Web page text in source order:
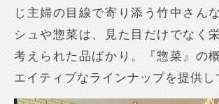
じ主婦の目線で寄り添う竹中さん
シュや惣菜は、見た目だけでなく
考えられた品ばかり。『惣菜』の
エイティブなラインナップを提供し